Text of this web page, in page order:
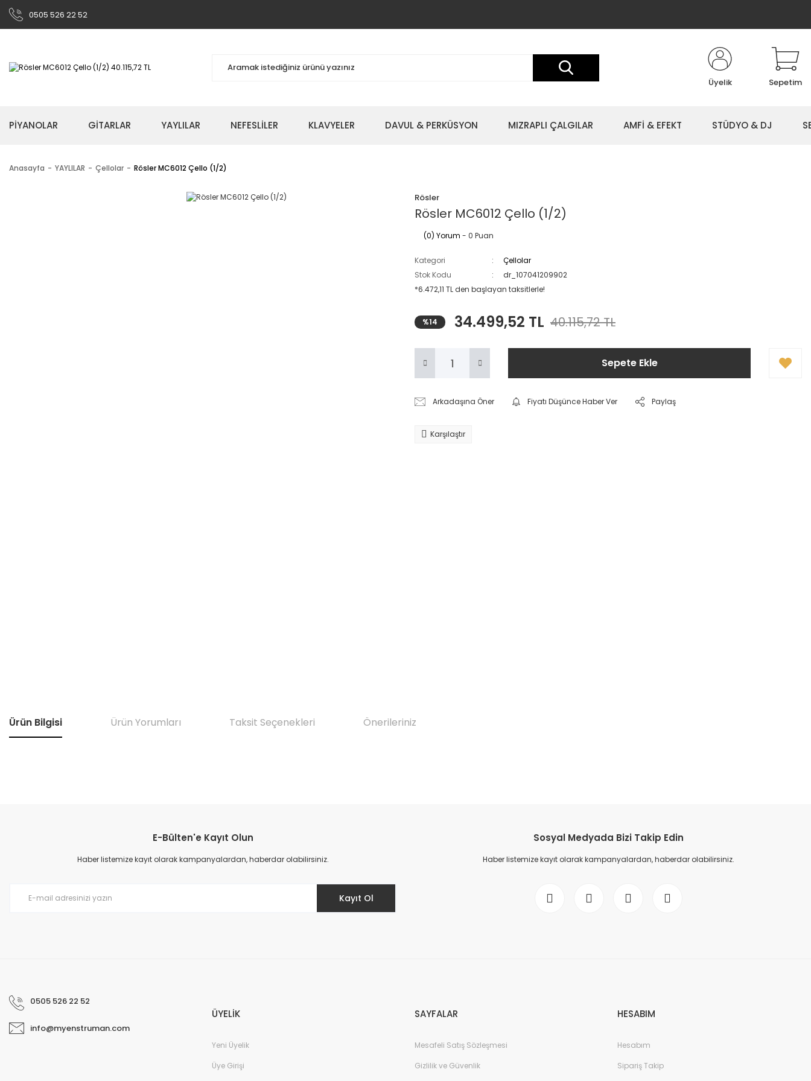
0505 526 22 52
Üyelik Sepetim
PİYANOLAR GİTARLAR YAYLILAR NEFESLİLER KLAVYELER DAVUL & PERKÜSYON MIZRAPLI ÇALGILAR AMFİ & EFEKT STÜDYO & DJ
Anasayfa YAYLILAR Çellolar Rösler MC6012 Çello (1/2)
Rösler
Rösler MC6012 Çello (1/2)
(0) Yorum - 0 Puan
Kategori
Çellolar
Stok Kodu
dr_107041209902
*6.472,11 TL den başlayan taksitlerle!
%14 34.499,52 TL 40.115,72 TL
Sepete Ekle
Arkadaşına Öner Fiyatı Düşünce Haber Ver Paylaş
Karşılaştır
Ürün Bilgisi Ürün Yorumları Taksit Seçenekleri Önerileriniz
Ürün resmi kalitesiz, bozuk veya görüntülenemiyor.
Ürün açıklamasında eksik bilgiler bulunuyor.
E-Bülten'e Kayıt Olun
Haber listemize kayıt olarak kampanyalardan, haberdar olabilirsiniz.
Kayıt Ol
Sosyal Medyada Bizi Takip Edin
Haber listemize kayıt olarak kampanyalardan, haberdar olabilirsiniz.
0505 526 22 52
info@myenstruman.com
ÜYELİK
Yeni Üyelik
Üye Girişi
SAYFALAR
Mesafeli Satış Sözleşmesi
Gizlilik ve Güvenlik
HESABIM
Hesabım
Sipariş Takip